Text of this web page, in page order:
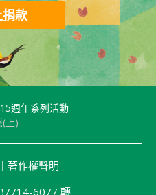
款
週年系列活動
上)
著作權聲明
6077 轉